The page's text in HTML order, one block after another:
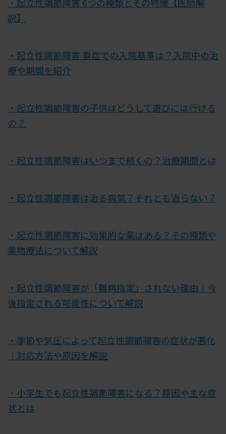
説】
・起立性調節障害 重症での入院基準は？入院中の治
療や期間を紹介
・起立性調節障害の子供はどうして遊びには行ける
の？
・起立性調節障害はいつまで続くの？治療期間とは
・起立性調節障害は治る病気？それとも治らない？
・起立性調節障害に効果的な薬はある？その種類や
薬物療法について解説
・起立性調節障害が「難病指定」されない理由｜今
後指定される可能性について解説
・季節や気圧によって起立性調節障害の症状が悪化
｜対応方法や原因を解説
・小学生でも起立性調節障害になる？原因や主な症
状とは